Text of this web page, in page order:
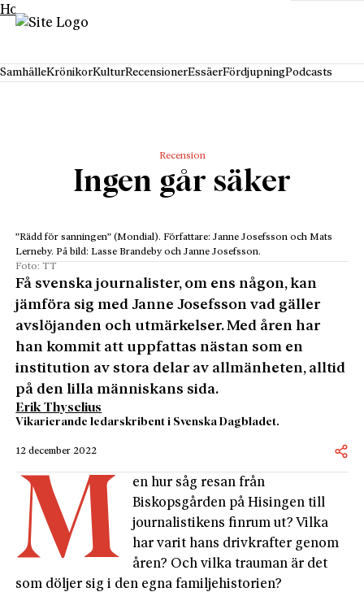
Hoppa till innehåll
SamhälleKrönikorKulturRecensionerEssäerFördjupningPodcasts
Recension
Ingen går säker
”Rädd för sanningen” (Mondial). Författare: Janne Josefsson och Mats
Lerneby. På bild: Lasse Brandeby och Janne Josefsson.
Foto: TT
Få svenska journalister, om ens någon, kan
jämföra sig med Janne Josefsson vad gäller
avslöjanden och utmärkelser. Med åren har
han kommit att uppfattas nästan som en
institution av stora delar av allmänheten, alltid
på den lilla människans sida.
Erik Thyselius
Vikarierande ledarskribent i Svenska Dagbladet.
12 december 2022
M
en hur såg resan från
Biskopsgården på Hisingen till
journalistikens finrum ut? Vilka
har varit hans drivkrafter genom
åren? Och vilka trauman är det
som döljer sig i den egna familjehistorien?